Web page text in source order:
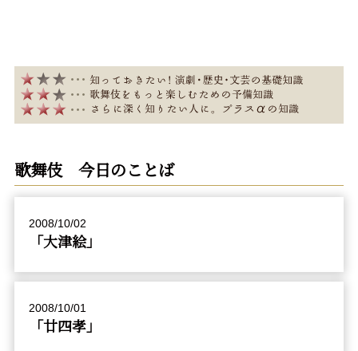
歌舞伎 今日のことば
2008/10/02
「大津絵」
2008/10/01
「廿四孝」